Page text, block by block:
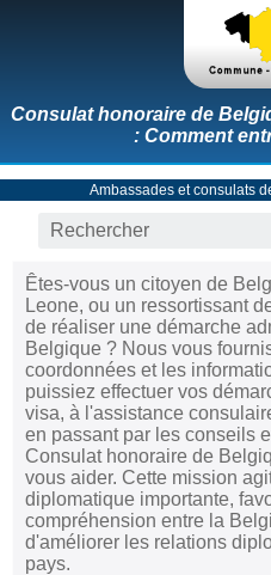
Consulat honoraire de
: Comment
Ambassades et consulats
Êtes-vous un citoyen de
Leone, ou un ressortissant
de réaliser une démarche
Belgique ? Nous vous
coordonnées et les
puissiez effectuer vos
visa, à l'assistance
en passant par les conseils
Consulat honoraire de
vous aider. Cette mission
diplomatique importante,
compréhension entre la
d'améliorer les relations
pays.